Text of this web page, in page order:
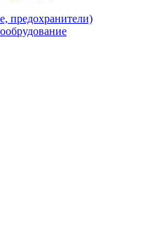
предохранители)